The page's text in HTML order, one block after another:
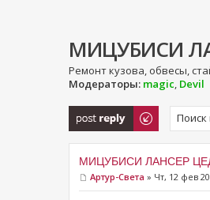
МИЦУБИСИ
Ремонт кузова, обвесы,
Модераторы: magic, Devil
Ответить
МИЦУБИСИ ЛАНСЕР
Артур-Света » Чт, 12 фев